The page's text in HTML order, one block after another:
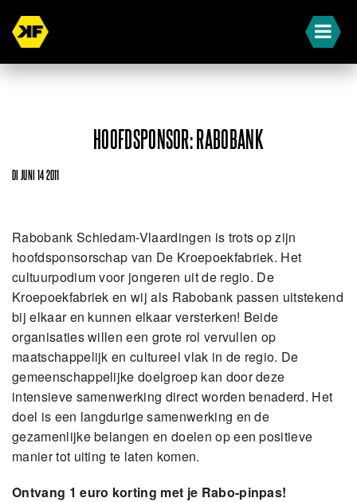
HOOFDSPONSOR: RABOBANK
DI JUNI 14 2011
Rabobank Schiedam-Vlaardingen is trots op zijn
hoofdsponsorschap van De Kroepoekfabriek. Het
cultuurpodium voor jongeren uit de regio. De
Kroepoekfabriek en wij als Rabobank passen uitstekend
bij elkaar en kunnen elkaar versterken! Beide
organisaties willen een grote rol vervullen op
maatschappelijk en cultureel vlak in de regio. De
gemeenschappelijke doelgroep kan door deze
intensieve samenwerking direct worden benaderd. Het
doel is een langdurige samenwerking en de
gezamenlijke belangen en doelen op een positieve
manier tot uiting te laten komen.
Ontvang 1 euro korting met je Rabo-pinpas!